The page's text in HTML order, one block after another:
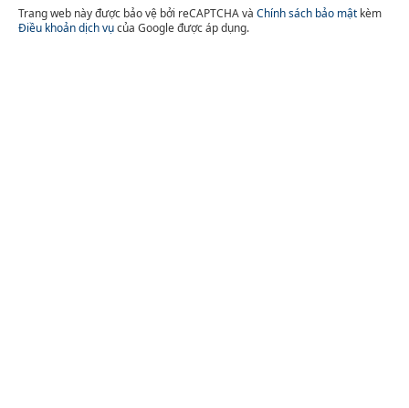
Trang web này được bảo vệ bởi reCAPTCHA và Chính sách bảo mật kèm
Điều khoản dịch vụcủa Google được áp dụng.